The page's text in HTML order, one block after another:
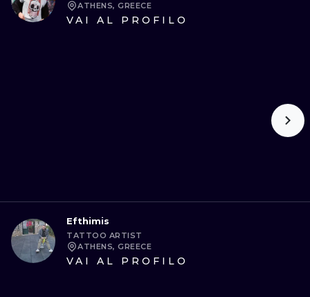
ATHENS, GREECE
VAI AL PROFILO
Efthimis
TATTOO ARTIST
ATHENS, GREECE
VAI AL PROFILO